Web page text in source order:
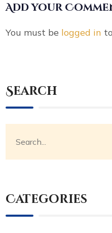
Add your
You must be logged in
Search
Categories